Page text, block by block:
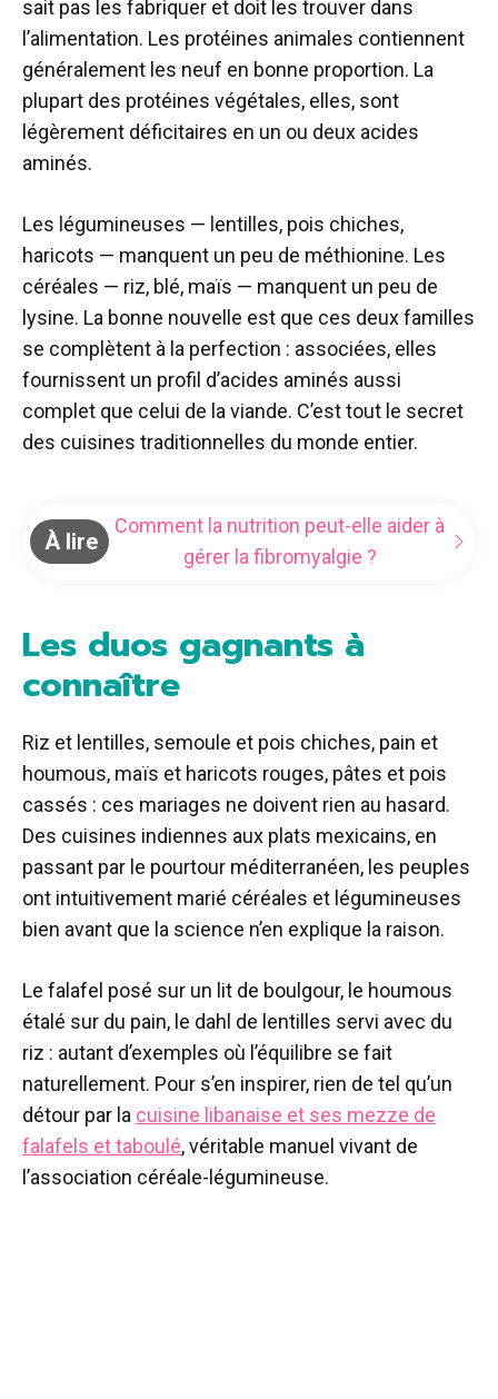
sait pas les fabriquer et doit les trouver dans
l’alimentation. Les protéines animales contiennent
généralement les neuf en bonne proportion. La
plupart des protéines végétales, elles, sont
légèrement déficitaires en un ou deux acides
aminés.
Les légumineuses — lentilles, pois chiches,
haricots — manquent un peu de méthionine. Les
céréales — riz, blé, maïs — manquent un peu de
lysine. La bonne nouvelle est que ces deux familles
se complètent à la perfection : associées, elles
fournissent un profil d’acides aminés aussi
complet que celui de la viande. C’est tout le secret
des cuisines traditionnelles du monde entier.
À lire
Comment la nutrition peut-elle aider à
gérer la fibromyalgie ?
Les duos gagnants à
connaître
Riz et lentilles, semoule et pois chiches, pain et
houmous, maïs et haricots rouges, pâtes et pois
cassés : ces mariages ne doivent rien au hasard.
Des cuisines indiennes aux plats mexicains, en
passant par le pourtour méditerranéen, les peuples
ont intuitivement marié céréales et légumineuses
bien avant que la science n’en explique la raison.
Le falafel posé sur un lit de boulgour, le houmous
étalé sur du pain, le dahl de lentilles servi avec du
riz : autant d’exemples où l’équilibre se fait
naturellement. Pour s’en inspirer, rien de tel qu’un
détour par la cuisine libanaise et ses mezze de
falafels et taboulé, véritable manuel vivant de
l’association céréale-légumineuse.